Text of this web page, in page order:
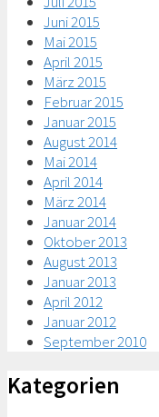
Juni 2015
Mai 2015
April 2015
März 2015
Februar 2015
Januar 2015
August 2014
Mai 2014
April 2014
März 2014
Januar 2014
Oktober 2013
August 2013
Januar 2013
April 2012
Januar 2012
September 2010
Kategorien